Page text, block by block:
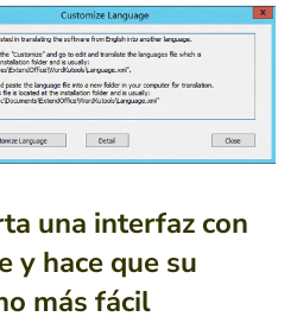
una interfaz con
y hace que su
más fácil